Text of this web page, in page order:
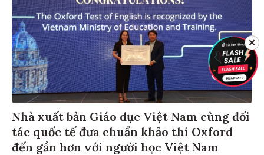
Nhà xuất bản Giáo dục Việt Nam cùng đối
tác quốc tế đưa chuẩn khảo thí Oxford
đến gần hơn với người học Việt Nam
✕